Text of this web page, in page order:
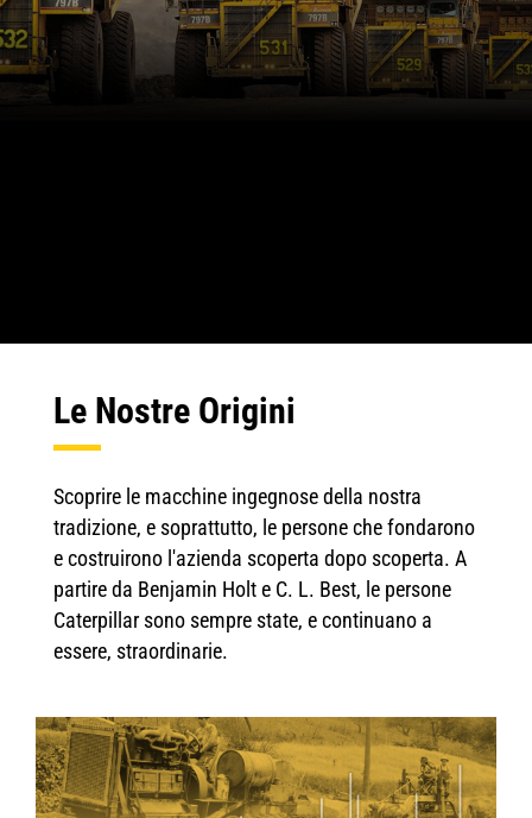
Le Nostre Origini
Scoprire le macchine ingegnose della nostra
tradizione, e soprattutto, le persone che fondarono
e costruirono l'azienda scoperta dopo scoperta. A
partire da Benjamin Holt e C. L. Best, le persone
Caterpillar sono sempre state, e continuano a
essere, straordinarie.